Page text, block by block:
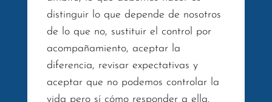
distinguir lo que depende de nosotros
de lo que no, sustituir el control por
acompañamiento, aceptar la
diferencia, revisar expectativas y
aceptar que no podemos controlar la
vida pero sí cómo responder a ella.